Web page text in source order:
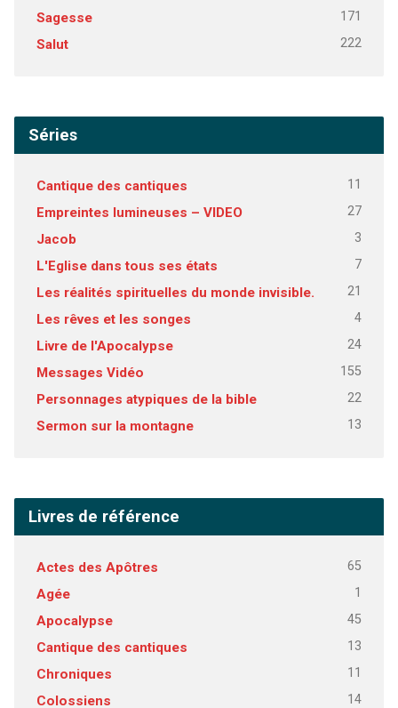
Sagesse 171
Salut 222
Séries
Cantique des cantiques 11
Empreintes lumineuses – VIDEO 27
Jacob 3
L'Eglise dans tous ses états 7
Les réalités spirituelles du monde invisible. 21
Les rêves et les songes 4
Livre de l'Apocalypse 24
Messages Vidéo 155
Personnages atypiques de la bible 22
Sermon sur la montagne 13
Livres de référence
Actes des Apôtres 65
Agée 1
Apocalypse 45
Cantique des cantiques 13
Chroniques 11
Colossiens 14